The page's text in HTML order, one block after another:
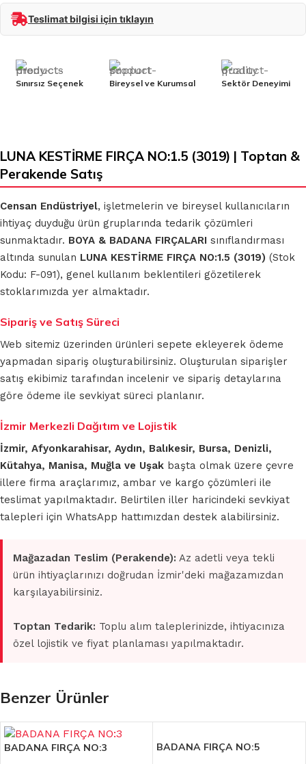
Teslimat bilgisi için tıklayın
Sınırsız Seçenek Bireysel ve Kurumsal Sektör Deneyimi
LUNA KESTİRME FIRÇA NO:1.5 (3019) | Toptan &
Perakende Satış
Censan Endüstriyel, işletmelerin ve bireysel kullanıcıların
ihtiyaç duyduğu ürün gruplarında tedarik çözümleri
sunmaktadır. BOYA & BADANA FIRÇALARI sınıflandırması
altında sunulan LUNA KESTİRME FIRÇA NO:1.5 (3019) (Stok
Kodu: F-091), genel kullanım beklentileri gözetilerek
stoklarımızda yer almaktadır.
Sipariş ve Satış Süreci
Web sitemiz üzerinden ürünleri sepete ekleyerek ödeme
yapmadan sipariş oluşturabilirsiniz. Oluşturulan siparişler
satış ekibimiz tarafından incelenir ve sipariş detaylarına
göre ödeme ile sevkiyat süreci planlanır.
İzmir Merkezli Dağıtım ve Lojistik
İzmir, Afyonkarahisar, Aydın, Balıkesir, Bursa, Denizli,
Kütahya, Manisa, Muğla ve Uşak başta olmak üzere çevre
illere firma araçlarımız, ambar ve kargo çözümleri ile
teslimat yapılmaktadır. Belirtilen iller haricindeki sevkiyat
talepleri için WhatsApp hattımızdan destek alabilirsiniz.
Mağazadan Teslim (Perakende): Az adetli veya tekli
ürün ihtiyaçlarınızı doğrudan İzmir'deki mağazamızdan
karşılayabilirsiniz.
Toptan Tedarik: Toplu alım taleplerinizde, ihtiyacınıza
özel lojistik ve fiyat planlaması yapılmaktadır.
Benzer Ürünler
BADANA FIRÇA NO:3 BADANA FIRÇA NO:5